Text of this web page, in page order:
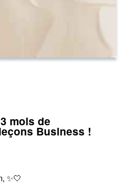
mois de
Business !
✨🤍